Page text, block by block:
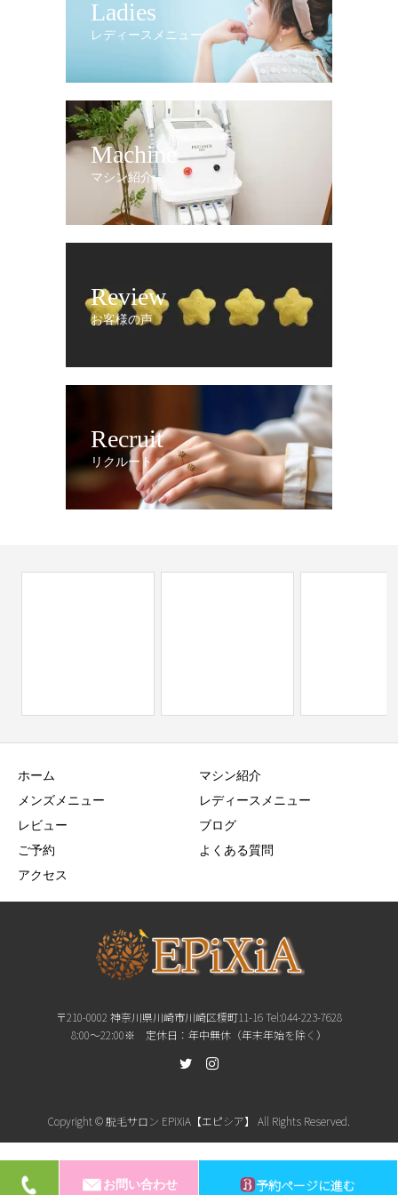
Ladies
レディースメニュー
Machine
マシン紹介
Review
お客様の声
Recruit
リクルート
ホーム
マシン紹介
メンズメニュー
レディースメニュー
レビュー
ブログ
ご予約
よくある質問
アクセス
〒210-0002 神奈川県川崎市川崎区榎町11-16 Tel:044-223-7628
8:00〜22:00※ 定休日：年中無休（年末年始を除く）
Copyright © 脱毛サロン EPiXiA【エピシア】 All Rights Reserved.
お問い合わせ 予約ページに進む